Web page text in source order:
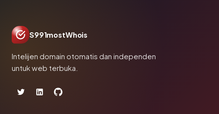
S991mostWhois
Intelijen domain otomatis dan independen
untuk web terbuka.